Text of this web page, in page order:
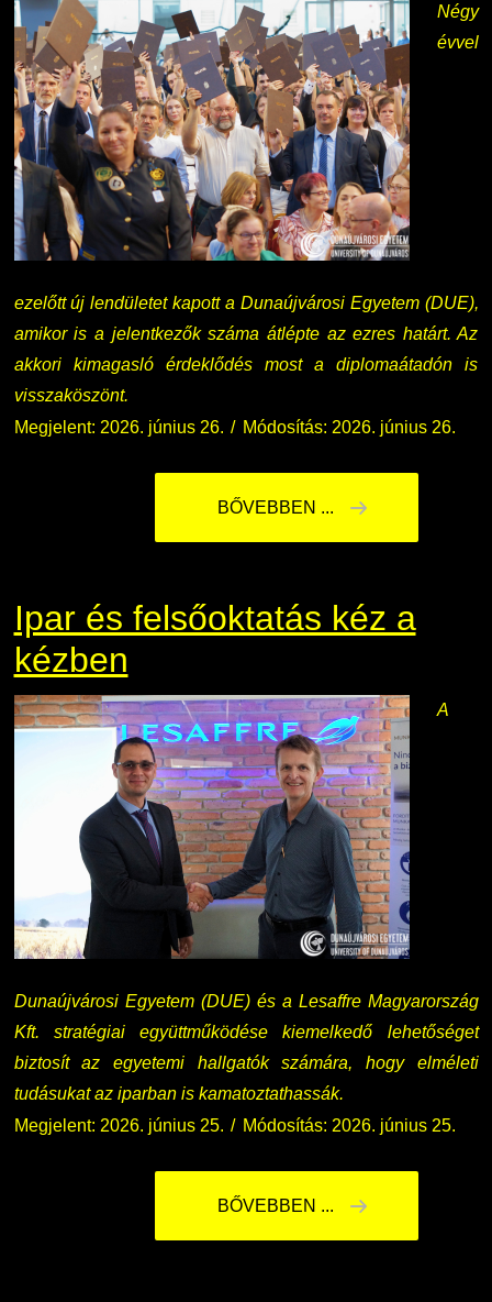
Négy
évvel
ezelőtt új lendületet kapott a Dunaújvárosi Egyetem (DUE),
amikor is a jelentkezők száma átlépte az ezres határt. Az
akkori kimagasló érdeklődés most a diplomaátadón is
visszaköszönt.
Megjelent: 2026. június 26.
Módosítás: 2026. június 26.
BŐVEBBEN ...
Ipar és felsőoktatás kéz a
kézben
A
Dunaújvárosi Egyetem (DUE) és a Lesaffre Magyarország
Kft. stratégiai együttműködése kiemelkedő lehetőséget
biztosít az egyetemi hallgatók számára, hogy elméleti
tudásukat az iparban is kamatoztathassák.
Megjelent: 2026. június 25.
Módosítás: 2026. június 25.
BŐVEBBEN ...